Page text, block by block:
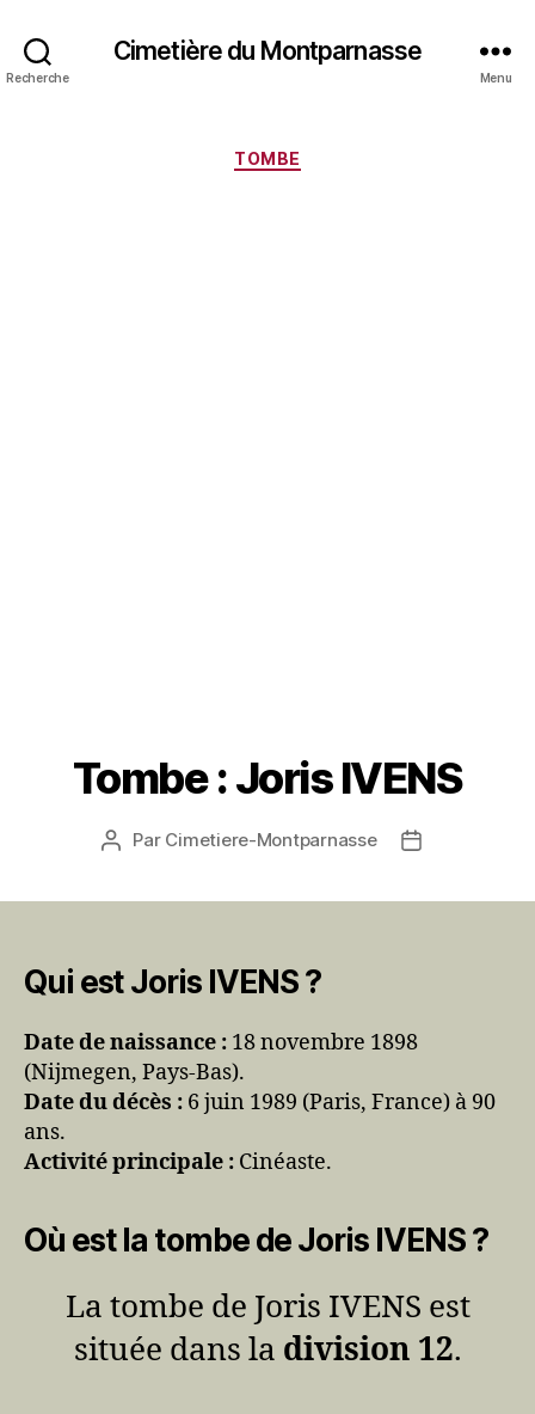
Recherche
Cimetière du Montparnasse
Menu
Catégories
TOMBE
Tombe : Joris IVENS
Auteur
Par Cimetiere-Montparnasse
Date
Qui est Joris IVENS ?
Date de naissance : 18 novembre 1898
(Nijmegen, Pays-Bas).
Date du décès : 6 juin 1989 (Paris, France) à 90
ans.
Activité principale : Cinéaste.
Où est la tombe de Joris IVENS ?
La tombe de Joris IVENS est
située dans la division 12.